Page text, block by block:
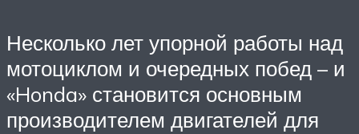
Несколько лет упорной работы над
мотоциклом и очередных побед – и
«Honda» становится основным
производителем двигателей для